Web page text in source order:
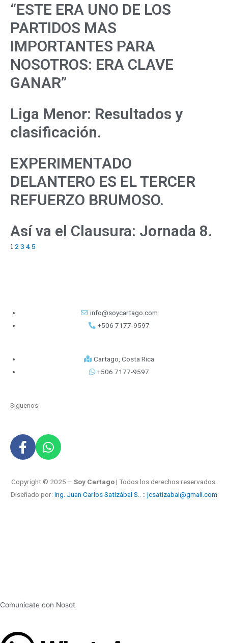
“ESTE ERA UNO DE LOS
PARTIDOS MAS
IMPORTANTES PARA
NOSOTROS: ERA CLAVE
GANAR”
Liga Menor: Resultados y
clasificación.
EXPERIMENTADO
DELANTERO ES EL TERCER
REFUERZO BRUMOSO.
Así va el Clausura: Jornada 8.
12 3 45
info@soycartago.com
+506 7177-9597
Cartago, Costa Rica
+506 7177-9597
Síguenos
Copyright © 2025 – Soy Cartago| Todos los derechos reservados.
Diseñado por: Ing. Juan Carlos Satizábal S.. :: jcsatizabal@gmail.com
Comunicate con Nosot